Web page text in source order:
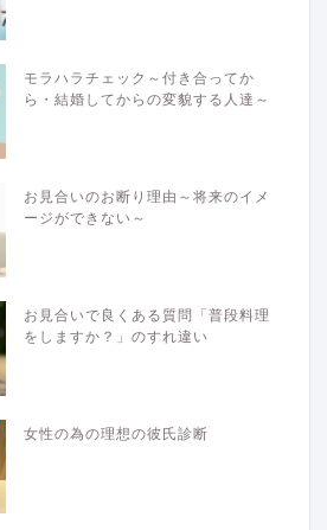
モラハラチェック～付き合ってか
ら・結婚してからの変貌する人達～
お見合いのお断り理由～将来のイメ
ージができない～
お見合いで良くある質問「普段料理
をしますか？」のすれ違い
女性の為の理想の彼氏診断